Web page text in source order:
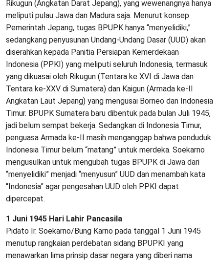
Rikugun (Angkatan Darat Jepang), yang wewenangnya hanya
meliputi pulau Jawa dan Madura saja. Menurut konsep
Pemerintah Jepang, tugas BPUPK hanya “menyelidiki,”
sedangkang penyusunan Undang-Undang Dasar (UUD) akan
diserahkan kepada Panitia Persiapan Kemerdekaan
Indonesia (PPKI) yang meliputi seluruh Indonesia, termasuk
yang dikuasai oleh Rikugun (Tentara ke XVI di Jawa dan
Tentara ke-XXV di Sumatera) dan Kaigun (Armada ke-II
Angkatan Laut Jepang) yang mengusai Borneo dan Indonesia
Timur. BPUPK Sumatera baru dibentuk pada bulan Juli 1945,
jadi belum sempat bekerja. Sedangkan di Indonesia Timur,
penguasa Armada ke-II masih menganggap bahwa penduduk
Indonesia Timur belum “matang” untuk merdeka. Soekarno
mengusulkan untuk mengubah tugas BPUPK di Jawa dari
“menyelidiki” menjadi “menyusun” UUD dan menambah kata
“Indonesia” agar pengesahan UUD oleh PPKI dapat
dipercepat.
1 Juni 1945 Hari Lahir Pancasila
Pidato Ir. Soekarno/Bung Karno pada tanggal 1 Juni 1945
menutup rangkaian perdebatan sidang BPUPKI yang
menawarkan lima prinsip dasar negara yang diberi nama